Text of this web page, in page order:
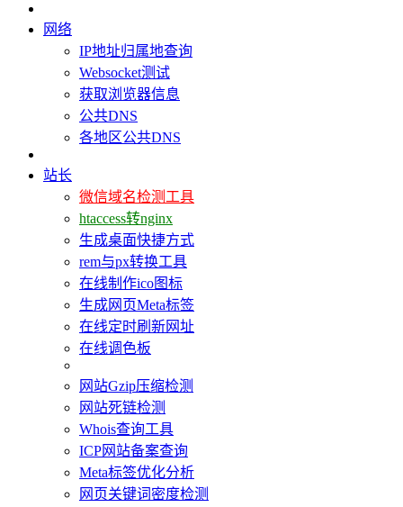
网络
IP地址归属地查询
Websocket测试
获取浏览器信息
公共DNS
各地区公共DNS
站长
微信域名检测工具
htaccess转nginx
生成桌面快捷方式
rem与px转换工具
在线制作ico图标
生成网页Meta标签
在线定时刷新网址
在线调色板
网站Gzip压缩检测
网站死链检测
Whois查询工具
ICP网站备案查询
Meta标签优化分析
网页关键词密度检测